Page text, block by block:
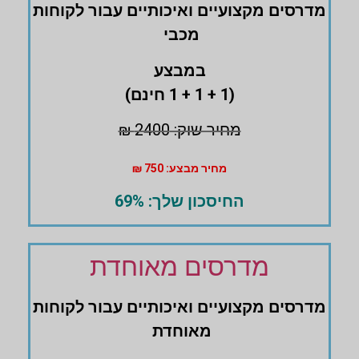
מדרסים ‏מקצועיים ואיכותיים עבור לקוחות
מכבי
במבצע
(1 + 1 + 1 חינם)
מחיר שוק: 2400 ₪
מחיר מבצע: 750 ₪
החיסכון שלך: 69%
מדרסים מאוחדת
מדרסים ‏מקצועיים ואיכותיים עבור לקוחות
מאוחדת